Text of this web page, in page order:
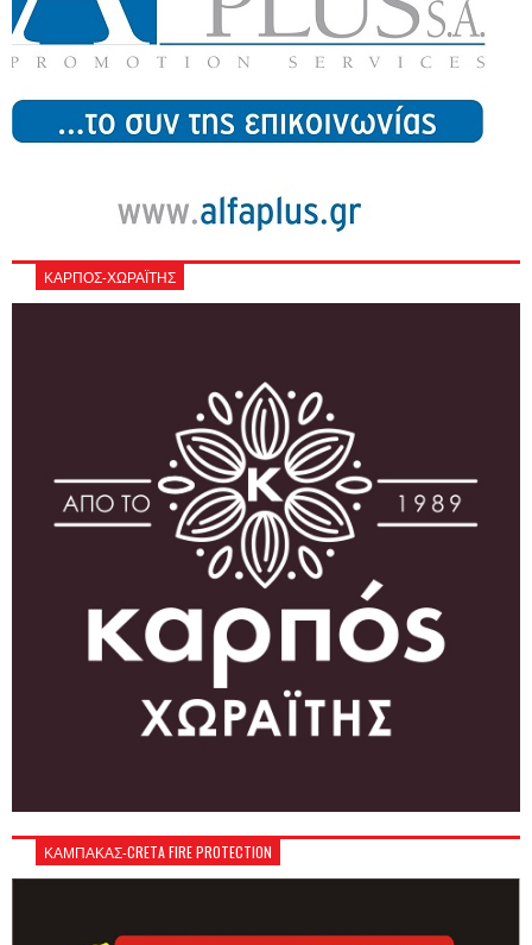
ΚΑΡΠΟΣ-ΧΩΡΑΪΤΗΣ
ΚΑΜΠΑΚΑΣ-CRETA FIRE PROTECTION